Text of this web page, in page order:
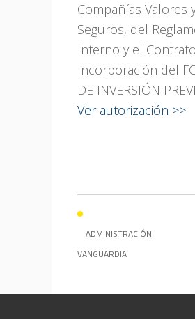
Compañías Valores
Seguros, del
Interno y el
Incorporación del
DE INVERSIÓN
Ver autorización >>
ADMINISTRACIÓN
VANGUARDIA